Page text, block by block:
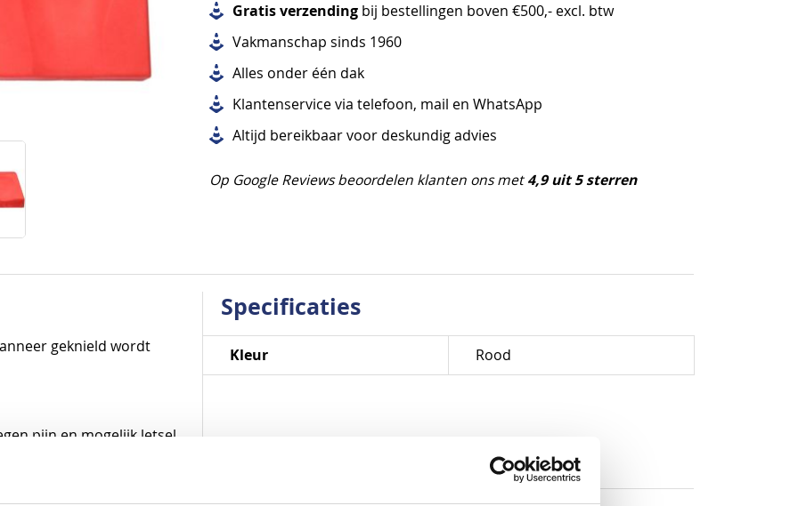
Gratis verzending bij bestellingen boven €500,- excl. btw
Vakmanschap sinds 1960
Alles onder één dak
Klantenservice via telefoon, mail en WhatsApp
Altijd bereikbaar voor deskundig advies
Op Google Reviews beoordelen klanten ons met4,9 uit 5 sterren
geknield wordt
pijn en mogelijk letsel
Specificaties
Specificaties
Kleur Rood